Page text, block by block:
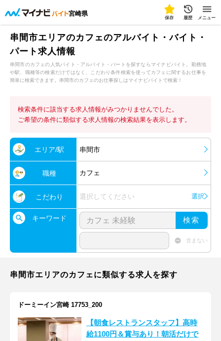
宮崎県
保存 履歴 メニュー
串間市エリアのカフェのアルバイト・バイト・
パート求人情報
串間市のカフェの人気バイト・アルバイト・パートを探すならマイナビバイト。勤務地
や駅、職種等の検索だけではなく、こだわり条件検索を使ってカフェに関するお仕事を
簡単に検索できます。串間市のカフェのお仕事探しはマイナビバイトで検索！
検索条件に該当する求人情報がみつかりませんでした。
ご希望の条件に類似する求人情報の検索結果を表示します。
エリア/駅 串間市
職種 カフェ
こだわり 選択してください 選択
キーワード 検索
含まない
串間市エリアのカフェに類似する求人を探す
ドーミーイン宮崎 17753_200
【朝食レストランスタッフ】高時
給1100円＆賞与あり！朝活だけで